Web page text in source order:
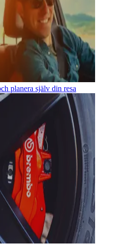
planera själv din resa